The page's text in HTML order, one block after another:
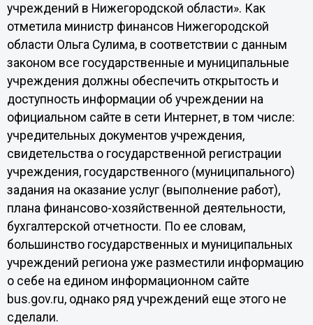
учреждений в Нижегородской области». Как
отметила министр финансов Нижегородской
области Ольга Сулима, в соответствии с данным
законом все государственные и муниципальные
учреждения должны обеспечить открытость и
доступность информации об учреждении на
официальном сайте в сети Интернет, в том числе:
учредительных документов учреждения,
свидетельства о государственной регистрации
учреждения, государственного (муниципального)
задания на оказание услуг (выполнение работ),
плана финансово-хозяйственной деятельности,
бухгалтерской отчетности. По ее словам,
большинство государственных и муниципальных
учреждений региона уже разместили информацию
о себе на едином информационном сайте
bus.gov.ru, однако ряд учреждений еще этого не
сделали.